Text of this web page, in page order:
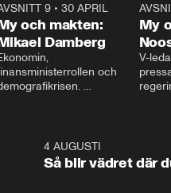
9• 30 APRIL
och makten:
Damberg
och
och Makten.
My
V-
– Vi
vara
1:064 AUGUSTI
Så blir vädret där